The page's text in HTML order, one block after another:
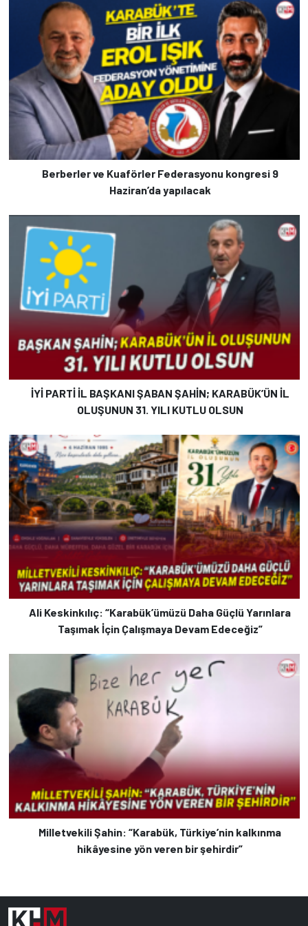
Berberler ve Kuaförler Federasyonu kongresi 9
Haziran’da yapılacak
İYİ PARTİ İL BAŞKANI ŞABAN ŞAHİN; KARABÜK’ÜN İL
OLUŞUNUN 31. YILI KUTLU OLSUN
Ali Keskinkılıç: “Karabük’ümüzü Daha Güçlü Yarınlara
Taşımak İçin Çalışmaya Devam Edeceğiz”
Milletvekili Şahin: “Karabük, Türkiye’nin kalkınma
hikâyesine yön veren bir şehirdir”